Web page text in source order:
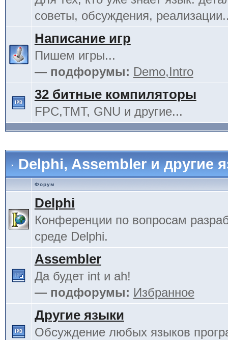
советы, обсуждения,
Написание игр
Пишем игры...
— подфорумы: Demo,Intro
32 битные компиляторы
FPC,TMT, GNU и другие...
Delphi, Assembler и другие
Форум
Delphi
Конференции по вопросам
среде Delphi.
Assembler
Да будет int и ah!
— подфорумы: Избранное
Другие языки
Обсуждение любых языков